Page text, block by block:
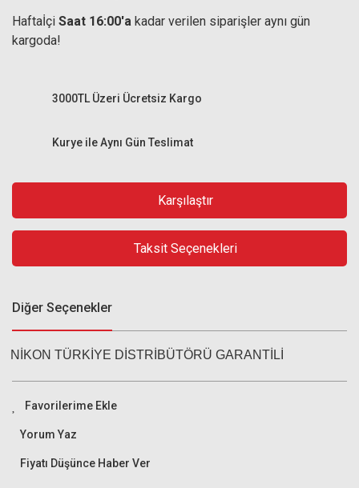
Haftaİçi Saat 16:00'a kadar verilen siparişler aynı gün
kargoda!
Kurye ile Aynı Gün Teslimat
3000TL Üzeri Ücretsiz Kargo
Karşılaştır
Taksit Seçenekleri
Diğer Seçenekler
NİKON TÜRKİYE DİSTRİBÜTÖRÜ GARANTİLİ
Yorum Yaz
Fiyatı Düşünce Haber Ver